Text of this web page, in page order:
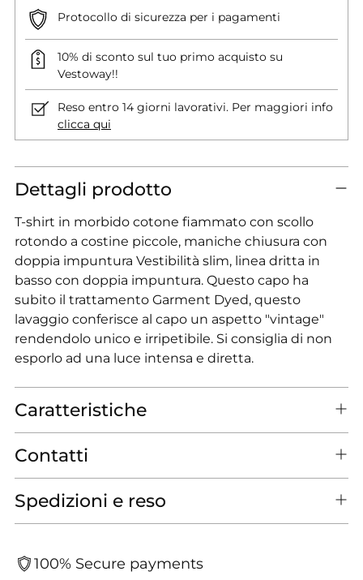
Protocollo di sicurezza per i pagamenti
10% di sconto sul tuo primo acquisto su
Vestoway!!
Reso entro 14 giorni lavorativi. Per maggiori info
clicca qui
Dettagli prodotto
T-shirt in morbido cotone fiammato con scollo
rotondo a costine piccole, maniche chiusura con
doppia impuntura Vestibilità slim, linea dritta in
basso con doppia impuntura. Questo capo ha
subito il trattamento Garment Dyed, questo
lavaggio conferisce al capo un aspetto "vintage"
rendendolo unico e irripetibile. Si consiglia di non
esporlo ad una luce intensa e diretta.
Caratteristiche
Contatti
Spedizioni e reso
100% Secure payments